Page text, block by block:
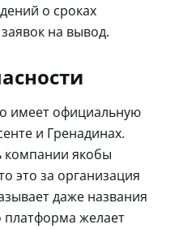
о сроках
на вывод.
имеет официальную
и Гренадинах.
компании якобы
это за организация
даже названия
платформа желает